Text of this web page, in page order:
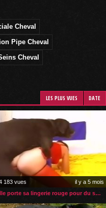
Cheval
Pipe Cheval
Cheval
LES PLUS VUES DATE
183 vues
il y a 5 mois
Elle porte sa lingerie rouge pour du sexe avec son gros chien